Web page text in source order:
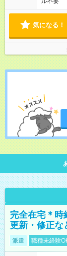
気になる！
完全在宅＊時
更新・修正な
派遣 職種未経験